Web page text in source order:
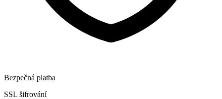
Bezpečná platba
SSL šifrování